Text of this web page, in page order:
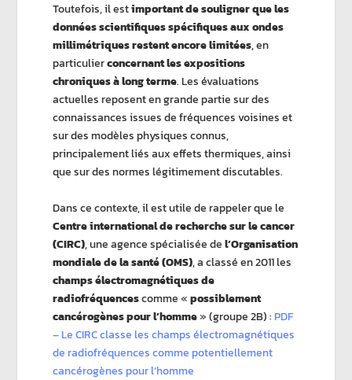
Toutefois, il estimportant de souligner que les
données scientifiques spécifiques aux ondes
millimétriques restent encore limitées, en
particulierconcernant les expositions
chroniques à long terme. Les évaluations
actuelles reposent en grande partie sur des
connaissances issues de fréquences voisines et
sur des modèles physiques connus,
principalement liés aux effets thermiques, ainsi
que sur des normes légitimement discutables.
Dans ce contexte, il est utile de rappeler que le
Centre international de recherche sur le cancer
(CIRC), une agence spécialisée del’Organisation
mondiale de la santé (OMS), a classé en 2011 les
champs électromagnétiques de
radiofréquencescomme «possiblement
cancérogènes pour l’homme» (groupe 2B) : PDF
– Le CIRC classe les champs électromagnétiques
de radiofréquences comme potentiellement
cancérogènes pour l’homme